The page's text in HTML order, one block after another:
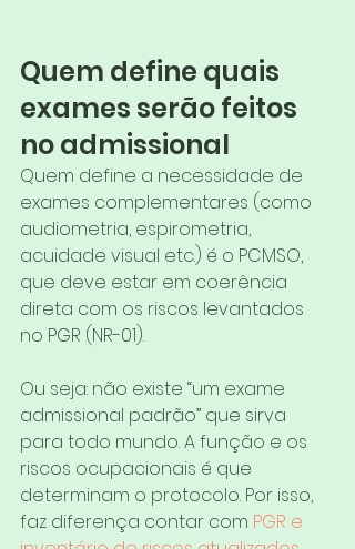
Quem define quais
exames serão feitos
no admissional
Quem define a necessidade de
exames complementares (como
audiometria, espirometria,
acuidade visual etc.) é o PCMSO,
que deve estar em coerência
direta com os riscos levantados
no PGR (NR-01).
Ou seja: não existe “um exame
admissional padrão” que sirva
para todo mundo. A função e os
riscos ocupacionais é que
determinam o protocolo. Por isso,
faz diferença contar com PGR e